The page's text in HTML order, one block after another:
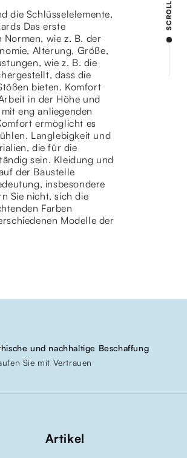
die Schlüsselelemente,
Das erste
wie z. B. der
Alterung, Größe,
wie z. B. die
dass die
bieten. Komfort
in der Höhe und
eng anliegenden
ermöglicht es
Langlebigkeit und
die für die
sein. Kleidung und
der Baustelle
insbesondere
Sie nicht, sich die
Farben
Modelle der
und nachhaltige Beschaffung
Sie mit Vertrauen
Artikel
SCROLL